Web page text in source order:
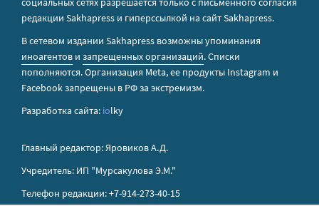
редакции Sakhapress и гиперссылкой на сайт Sakhapress.
В сетевом издании Sakhapress возможны упоминания
иноагентов и запрещенных организаций. Списки
пополняются. Организация Metа, ее продукты Instagram и
Facebook запрещены в РФ за экстремизм.
Разработка сайта: iolky
Главный редактор: Яровиков А.Д.
Учредитель: ИП "Мурсакулова Э.М."
Телефон редакции: +7-914-273-40-15